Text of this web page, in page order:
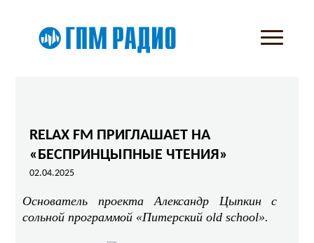
RELAX FM ПРИГЛАШАЕТ НА
«БЕСПРИНЦЫПНЫЕ ЧТЕНИЯ»
02.04.2025
Основатель проекта Александр Цыпкин с
сольной программой «Питерский old school».